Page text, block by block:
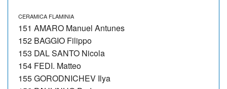
CERAMICA FLAMINIA
151 AMARO Manuel Antunes
152 BAGGIO Filippo
153 DAL SANTO Nicola
154 FEDI. Matteo
155 GORODNICHEV Ilya